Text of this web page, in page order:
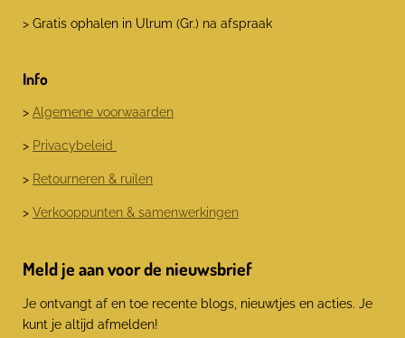
> Gratis ophalen in Ulrum (Gr.) na afspraak
Info
> Algemene voorwaarden
> Privacybeleid
> Retourneren & ruilen
> Verkooppunten & samenwerkingen
Meld je aan voor de nieuwsbrief
Je ontvangt af en toe recente blogs, nieuwtjes en acties. Je
kunt je altijd afmelden!